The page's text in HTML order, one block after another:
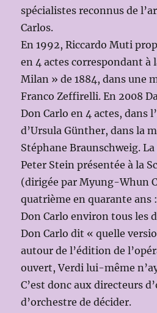
spécialistes reconnus de
Carlos.
En 1992, Riccardo Muti
en 4 actes correspondant à
Milan » de 1884, dans une
Franco Zeffirelli. En 2008
Don Carlo en 4 actes, dans
d’Ursula Günther, dans la
Stéphane Braunschweig.
Peter Stein présentée à la
(dirigée par Myung-Whun
quatrième en quarante ans
Don Carlo environ tous les
Don Carlo dit « quelle
autour de l’édition de
ouvert, Verdi lui-même
C’est donc aux directeurs
d’orchestre de décider.